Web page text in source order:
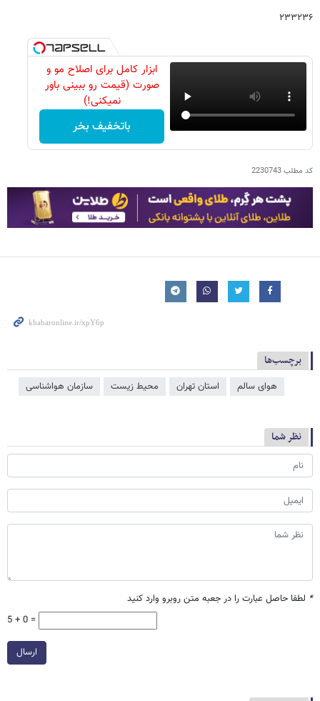
۲۳۳۲۳۶
ابزار کامل برای اصلاح مو و
صورت (قیمت رو ببینی باور
نمیکنی!)
باتخفیف بخر
کد مطلب2230743
برچسب‌ها
هوای سالم استان تهران محیط زیست سازمان هواشناسی
نظر شما
* لطفا حاصل عبارت را در جعبه متن روبرو وارد کنید
5 + 0 =
ارسال